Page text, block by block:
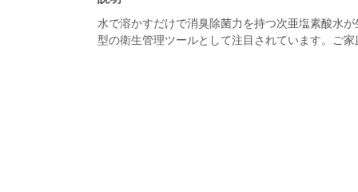
水で溶かすだけで消臭除菌力を持つ次亜塩素酸水
型の衛生管理ツールとして注目されています。ご